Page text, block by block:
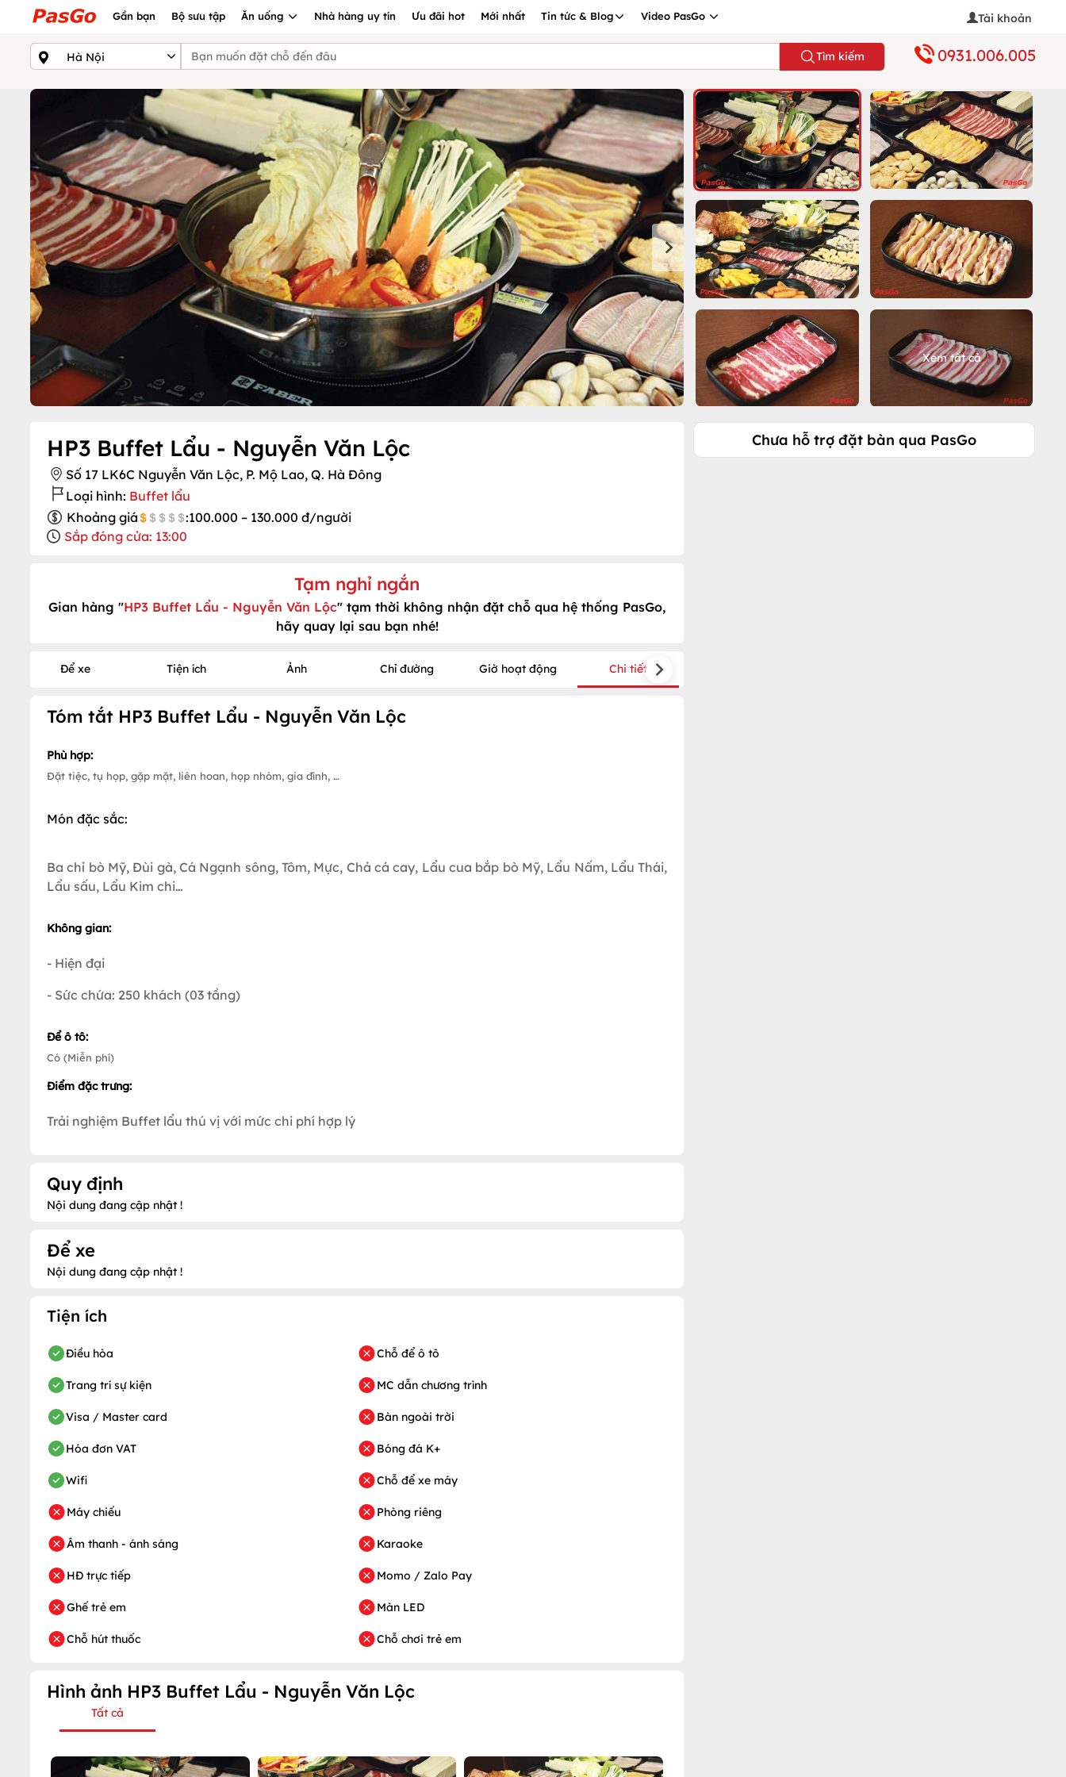
Gần bạn Bộ sưu tập Ăn uống Nhà hàng uy tín Ưu đãi hot Mới nhất Tin tức & Blog Video PasGo Tài khoản
Tìm kiếm 0931.006.005
Xem tất cả
HP3 Buffet Lẩu - Nguyễn Văn Lộc
Số 17 LK6C Nguyễn Văn Lộc, P. Mộ Lao, Q. Hà Đông
Loại hình: Buffet lẩu
Khoảng giá
:100.000 – 130.000 đ/người
Sắp đóng cửa: 13:00
Tạm nghỉ ngắn
Gian hàng "HP3 Buffet Lẩu - Nguyễn Văn Lộc" tạm thời không nhận đặt chỗ qua hệ thống PasGo,
hãy quay lại sau bạn nhé!
Để xe Tiện ích Ảnh Chỉ đường Giờ hoạt động Chi tiết
Tóm tắt HP3 Buffet Lẩu - Nguyễn Văn Lộc
Phù hợp:
Đặt tiệc, tụ họp, gặp mặt, liên hoan, họp nhóm, gia đình, …
Món đặc sắc:
Ba chỉ bò Mỹ, Đùi gà, Cá Ngạnh sông, Tôm, Mực, Chả cá cay, Lẩu cua bắp bò Mỹ, Lẩu Nấm, Lẩu Thái,
Lẩu sấu, Lẩu Kim chi…
Không gian:
- Hiện đại
- Sức chứa: 250 khách (03 tầng)
Để ô tô:
Có (Miễn phí)
Điểm đặc trưng:
Trải nghiệm Buffet lẩu thú vị với mức chi phí hợp lý
Quy định
Nội dung đang cập nhật !
Để xe
Nội dung đang cập nhật !
Tiện ích
Điều hòa
Trang trí sự kiện
Visa / Master card
Hóa đơn VAT
Wifi
Máy chiếu
Âm thanh - ánh sáng
HĐ trực tiếp
Ghế trẻ em
Chỗ hút thuốc
Chỗ để ô tô
MC dẫn chương trình
Bàn ngoài trời
Bóng đá K+
Chỗ để xe máy
Phòng riêng
Karaoke
Momo / Zalo Pay
Màn LED
Chỗ chơi trẻ em
Hình ảnh HP3 Buffet Lẩu - Nguyễn Văn Lộc
Tất cả
Chưa hỗ trợ đặt bàn qua PasGo